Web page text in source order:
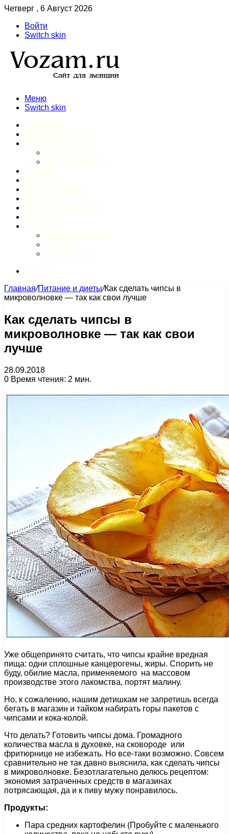
Четверг , 6 Август 2026
Войти
Switch skin
Меню
Switch skin
Главная/Питание и диеты/Как сделать чипсы в
микроволновке — так как свои лучше
Как сделать чипсы в
микроволновке — так как свои
лучше
28.09.2018
0 Время чтения: 2 мин.
Уже общепринято считать, что чипсы крайне вредная
пища: одни сплошные канцерогены, жиры. Спорить не
буду, обилие масла, применяемого на массовом
производстве этого лакомства, портят малину.
Но, к сожалению, нашим детишкам не запретишь всегда
бегать в магазин и тайком набирать горы пакетов с
чипсами и кока-колой.
Что делать? Готовить чипсы дома. Громадного
количества масла в духовке, на сковороде или
фритюрнице не избежать. Но все-таки возможно. Совсем
сравнительно не так давно выяснила, как сделать чипсы
в микроволновке. Безотлагательно делюсь рецептом:
экономия затраченных средств в магазинах
потрясающая, да и к пиву мужу понравилось.
Продукты:
Пара средних картофелин (Пробуйте с маленького